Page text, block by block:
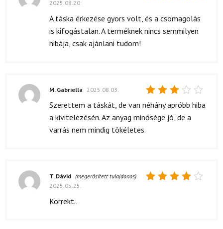
5 / 5
2025.08.20.
A táska érkezése gyors volt, és a csomagolás
is kifogástalan. A terméknek nincs semmilyen
hibája, csak ajánlani tudom!
Értékelés:
/ 5
M. Gabriella 2025.08.03.
Szerettem a táskát, de van néhány apróbb hiba
a kivitelezésén. Az anyag minősége jó, de a
varrás nem mindig tökéletes.
T. Dávid (megerősített tulajdonos)
2025.05.25.
Korrekt..